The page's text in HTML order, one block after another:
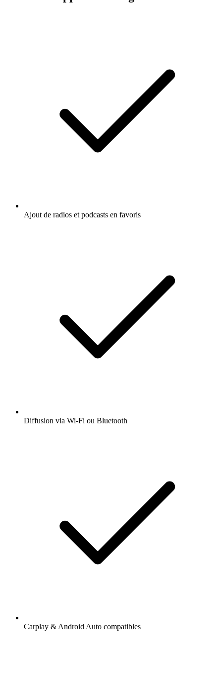
Ajout de radios et podcasts en favoris
Diffusion via Wi-Fi ou Bluetooth
Carplay & Android Auto compatibles